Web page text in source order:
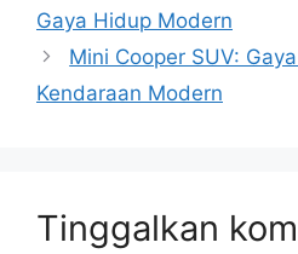
Gaya Hidup Modern
Mini Cooper SUV:
Kendaraan Modern
Tinggalkan